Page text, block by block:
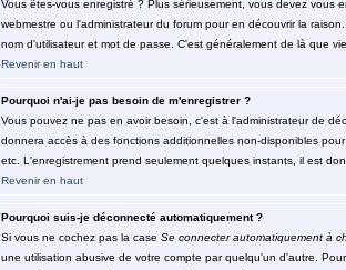
Vous êtes-vous enregistré ? Plus sérieusement, vous devez vous
webmestre ou l'administrateur du forum pour en découvrir la
nom d'utilisateur et mot de passe. C'est généralement de là que
Revenir en haut
Pourquoi n'ai-je pas besoin de m'enregistrer ?
Vous pouvez ne pas en avoir besoin, c'est à l'administrateur de
donnera accès à des fonctions additionnelles non-disponibles
etc. L'enregistrement prend seulement quelques instants, il est
Revenir en haut
Pourquoi suis-je déconnecté automatiquement ?
Si vous ne cochez pas la case Se connecter automatiquement à
une utilisation abusive de votre compte par quelqu'un d'autre.